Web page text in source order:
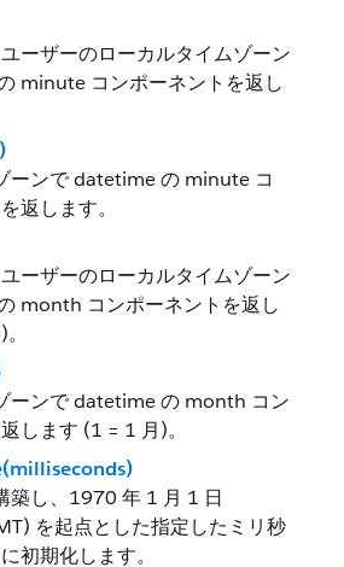
ーザーのローカルタイムゾーン
minute コンポーネントを返し
ーンで datetime の minute コ
返します。
ーザーのローカルタイムゾーン
month コンポーネントを返し
ーンで datetime の month コン
します (1 = 1 月)。
築し、1970 年 1 月 1 日
を起点とした指定したミリ秒
初期化します。